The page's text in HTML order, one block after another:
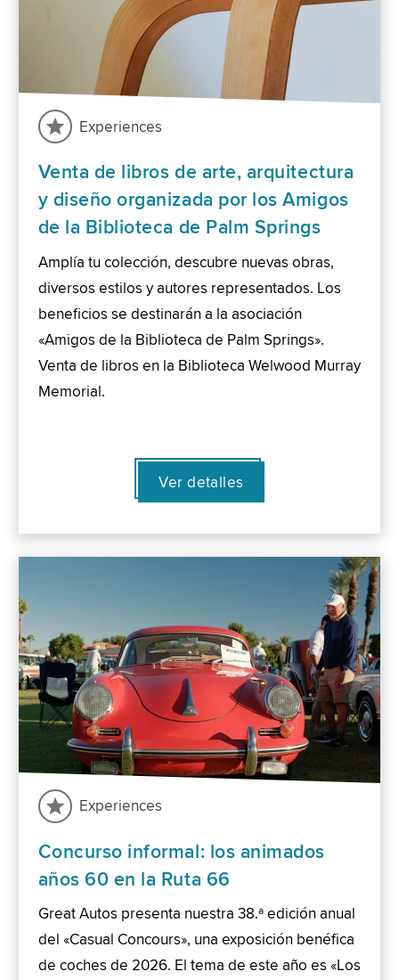
Experiences
Venta de libros de arte, arquitectura
y diseño organizada por los Amigos
de la Biblioteca de Palm Springs
Amplía tu colección, descubre nuevas obras,
diversos estilos y autores representados. Los
beneficios se destinarán a la asociación
«Amigos de la Biblioteca de Palm Springs».
Venta de libros en la Biblioteca Welwood Murray
Memorial.
Ver detalles
Experiences
Concurso informal: los animados
años 60 en la Ruta 66
Great Autos presenta nuestra 38.ª edición anual
del «Casual Concours», una exposición benéfica
de coches de 2026. El tema de este año es «Los